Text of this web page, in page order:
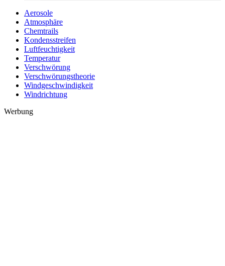
Aerosole
Atmosphäre
Chemtrails
Kondensstreifen
Luftfeuchtigkeit
Temperatur
Verschwörung
Verschwörungstheorie
Windgeschwindigkeit
Windrichtung
Werbung